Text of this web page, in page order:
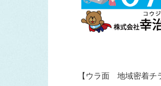
【ウラ面 地域密着チ